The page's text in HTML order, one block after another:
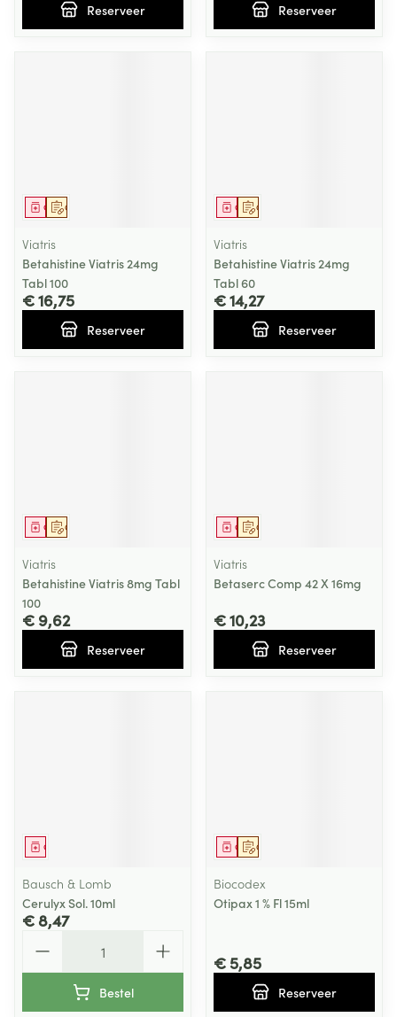
Reserveer Reserveer
Op voorschrift
Geneesmiddel
Viatris
Betahistine Viatris 24mg
Tabl 100
€ 16,75
Reserveer
Op voorschrift
Geneesmiddel
Viatris
Betahistine Viatris 24mg
Tabl 60
€ 14,27
Reserveer
Op voorschrift
Geneesmiddel
Viatris
Betahistine Viatris 8mg Tabl
100
€ 9,62
Reserveer
Op voorschrift
Geneesmiddel
Viatris
Betaserc Comp 42 X 16mg
€ 10,23
Reserveer
Geneesmiddel
Bausch & Lomb
Cerulyx Sol. 10ml
€ 8,47
Bestel
Op voorschrift
Geneesmiddel
Biocodex
Otipax 1 % Fl 15ml
€ 5,85
Reserveer